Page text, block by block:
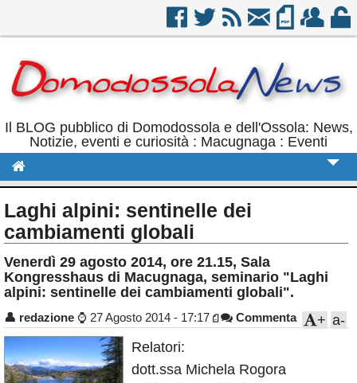
Il BLOG pubblico di Domodossola e dell'Ossola: News,
Notizie, eventi e curiosità : Macugnaga : Eventi
Politica
Sport
Eventi
Rubriche
Annunci
Laghi alpini: sentinelle dei
cambiamenti globali
Venerdì 29 agosto 2014, ore 21.15, Sala
Kongresshaus di Macugnaga, seminario "Laghi
alpini: sentinelle dei cambiamenti globali".
👤 redazione ⌚ 27 Agosto 2014 - 17:17 Commenta a-
+
Relatori:
dott.ssa Michela Rogora